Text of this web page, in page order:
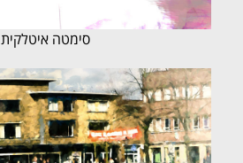
סימטה איטלקית